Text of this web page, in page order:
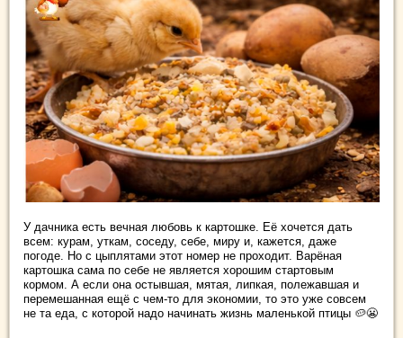
У дачника есть вечная любовь к картошке. Её хочется дать
всем: курам, уткам, соседу, себе, миру и, кажется, даже
погоде. Но с цыплятами этот номер не проходит. Варёная
картошка сама по себе не является хорошим стартовым
кормом. А если она остывшая, мятая, липкая, полежавшая и
перемешанная ещё с чем-то для экономии, то это уже совсем
не та еда, с которой надо начинать жизнь маленькой птицы 🥔😬